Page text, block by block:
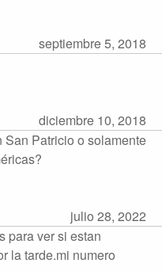
septiembre 5, 2018
diciembre 10, 2018
San Patricio o solamente
julio 28, 2022
para ver si estan
la tarde.mi numero